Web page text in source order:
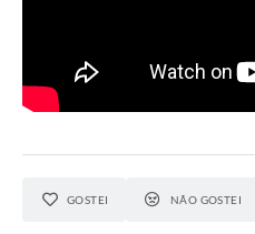
GOSTEI NÃO GOSTEI